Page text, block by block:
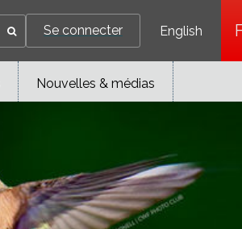
Se connecter English
Nouvelles & médias